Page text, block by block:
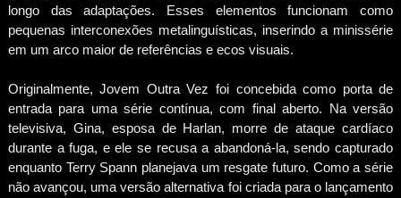
longo das adaptações. Esses elementos funcionam como
pequenas interconexões metalinguísticas, inserindo a minissérie
em um arco maior de referências e ecos visuais.
Originalmente, Jovem Outra Vez foi concebida como porta de
entrada para uma série contínua, com final aberto. Na versão
televisiva, Gina, esposa de Harlan, morre de ataque cardíaco
durante a fuga, e ele se recusa a abandoná-la, sendo capturado
enquanto Terry Spann planejava um resgate futuro. Como a série
não avançou, uma versão alternativa foi criada para o lançamento